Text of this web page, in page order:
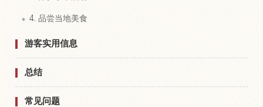
4. 品尝当地美食
游客实用信息
总结
常见问题